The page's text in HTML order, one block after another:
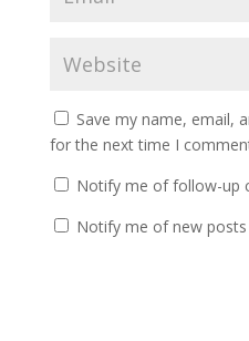
Save my name, email,
for the next time I
Notify me of follow-up
Notify me of new posts